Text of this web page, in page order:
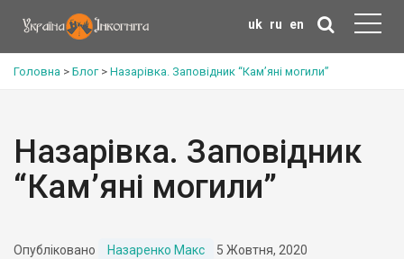
uk ru en
Головна > Блог> Назарівка. Заповідник “Кам’яні могили”
Назарівка. Заповідник
“Кам’яні могили”
Опубліковано Назаренко Макс 5 Жовтня, 2020